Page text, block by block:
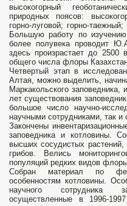
высокогорный
природных поясов:
горно-луговой; горно-
Большую работу по
более полувека проводит
здесь произрастает до
общего числа флоры
Четвертый этап в
Алтая, можно выделить,
Маркакольского
лет существования
большое число научно-
научными сотрудниками, так и
Закончены
заповедника и котловины.
высших сосудистых
грибов. Велись
популяций редких видов
Собран материал по
особенностям котловины.
научного сотрудника
осуществленные в 1996-